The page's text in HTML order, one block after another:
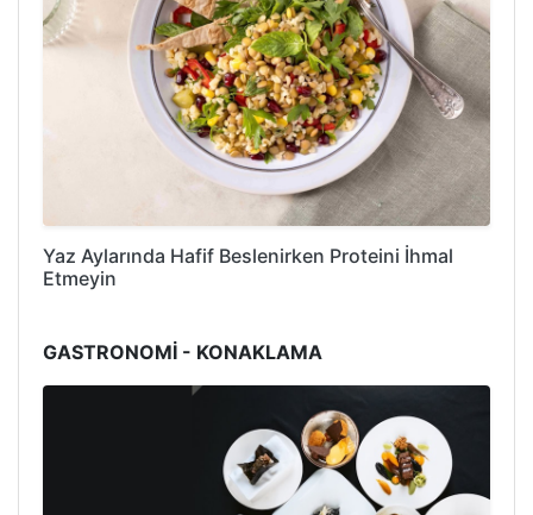
Yaz Aylarında Hafif Beslenirken Proteini İhmal
Etmeyin
GASTRONOMİ - KONAKLAMA